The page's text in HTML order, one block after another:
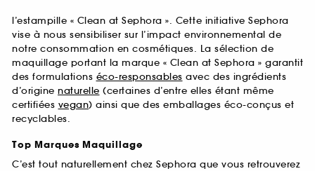
l’estampille « Clean at Sephora ». Cette initiative Sephora
vise à nous sensibiliser sur l’impact environnemental de
notre consommation en cosmétiques. La sélection de
maquillage portant la marque « Clean at Sephora » garantit
des formulations éco-responsables avec des ingrédients
d’origine naturelle (certaines d’entre elles étant même
certifiées vegan) ainsi que des emballages éco-conçus et
recyclables.
Top Marques Maquillage
C’est tout naturellement chez Sephora que vous retrouverez